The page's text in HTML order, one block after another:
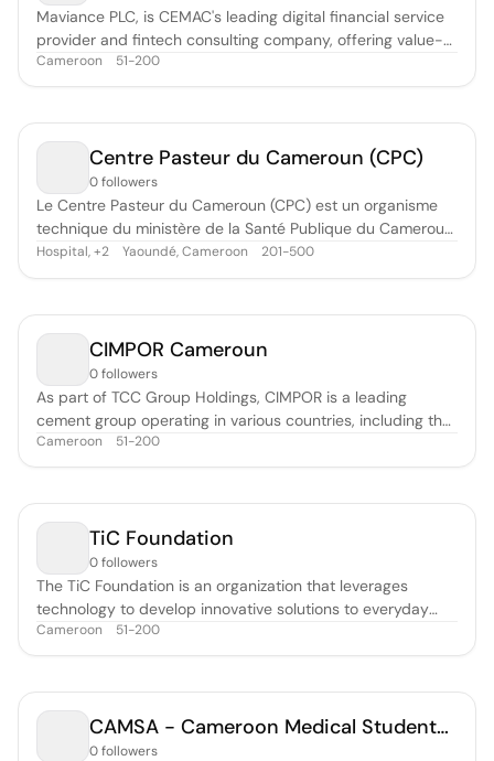
Maviance PLC, is CEMAC's leading digital financial service
provider and fintech consulting company, offering value-
added services as well as industry-specific web and
mobile solutions for financial institutions, businesses, and
Cameroon 51-200
Centre Pasteur du Cameroun (CPC)
0 followers
Le Centre Pasteur du Cameroun (CPC) est un organisme
technique du ministère de la Santé Publique du Cameroun,
Etablissement public à caractère hospitalier doté de
l’autonomie financière et de la personnalité juridique. Il a
annexe à Garoua (CPCAG
Hospital,+2 Yaoundé, Cameroon 201-500
CIMPOR Cameroun
0 followers
As part of TCC Group Holdings, CIMPOR is a leading
cement group operating in various countries, including the
Netherlands, Türkiye, Northern Cyprus, Portugal, Romania,
Spain, France, the United Kingdom, Ivory Coast, Cameroon,
Cameroon 51-200
TiC Foundation
0 followers
The TiC Foundation is an organization that leverages
technology to develop innovative solutions to everyday
problems plaguing African communities. Our mission is to
inspire and empower Cameroon's next generation of tech
Cameroon 51-200
CAMSA - Cameroon Medical Students' Association
0 followers